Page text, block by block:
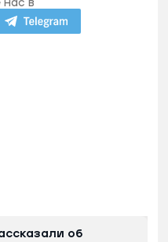
нас в
об